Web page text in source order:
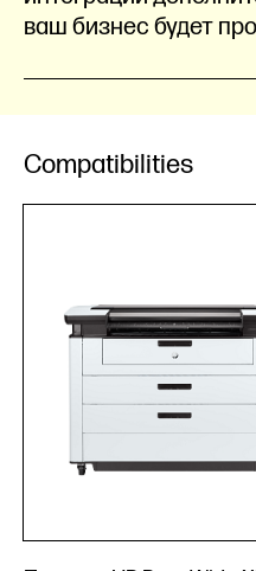
ваш бизнес будет
Compatibilities